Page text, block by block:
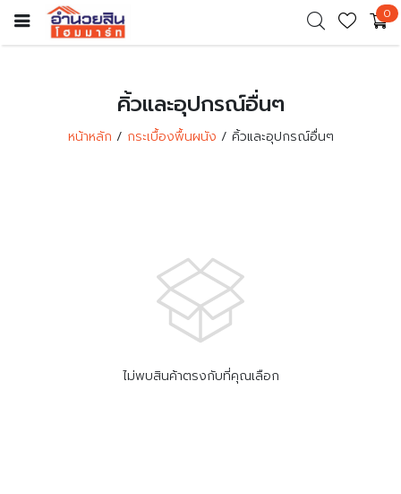
0
คิ้วและอุปกรณ์อื่นๆ
หน้าหลัก กระเบื้องพื้นผนัง คิ้วและอุปกรณ์อื่นๆ
ไม่พบสินค้าตรงกับที่คุณเลือก